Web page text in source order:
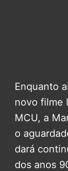
Enquanto
novo filme
MCU, a
o
dará
dos anos